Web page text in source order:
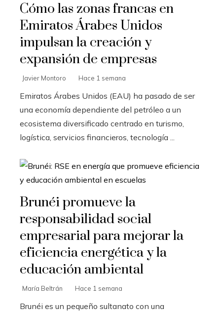
Cómo las zonas francas en
Emiratos Árabes Unidos
impulsan la creación y
expansión de empresas
Javier Montoro Hace 1 semana
Emiratos Árabes Unidos (EAU) ha pasado de ser
una economía dependiente del petróleo a un
ecosistema diversificado centrado en turismo,
logística, servicios financieros, tecnología ...
Brunéi promueve la
responsabilidad social
empresarial para mejorar la
eficiencia energética y la
educación ambiental
María Beltrán Hace 1 semana
Brunéi es un pequeño sultanato con una